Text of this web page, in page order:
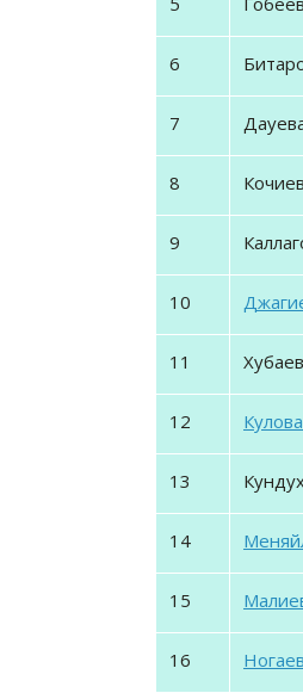
6
7
8
9
10
11
12
13
14
15
16